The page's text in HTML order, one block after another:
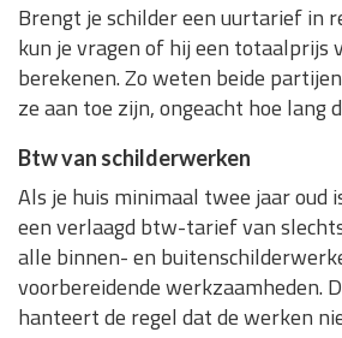
Brengt je schilder een uurtarief in
kun je vragen of hij een totaalprijs
berekenen. Zo weten beide
ze aan toe zijn, ongeacht hoe lang
Btw van schilderwerken
Als je huis minimaal twee jaar oud
een verlaagd btw-tarief van
alle binnen- en
voorbereidende werkzaamheden.
hanteert de regel dat de werken